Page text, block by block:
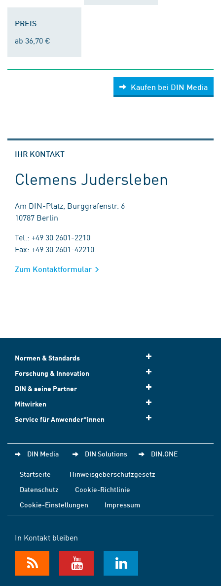
PREIS
ab 36,70 €
Kaufen bei DIN Media
IHR KONTAKT
Clemens Judersleben
Am DIN-Platz, Burggrafenstr. 6
10787 Berlin
Tel.: +49 30 2601-2210
Fax: +49 30 2601-42210
Zum Kontaktformular
Normen & Standards
Forschung & Innovation
DIN & seine Partner
Mitwirken
Service für Anwender*innen
DIN Media DIN Solutions DIN.ONE
Startseite
Hinweisgeberschutzgesetz
Datenschutz
Cookie-Richtlinie
Cookie-Einstellungen
Impressum
In Kontakt bleiben